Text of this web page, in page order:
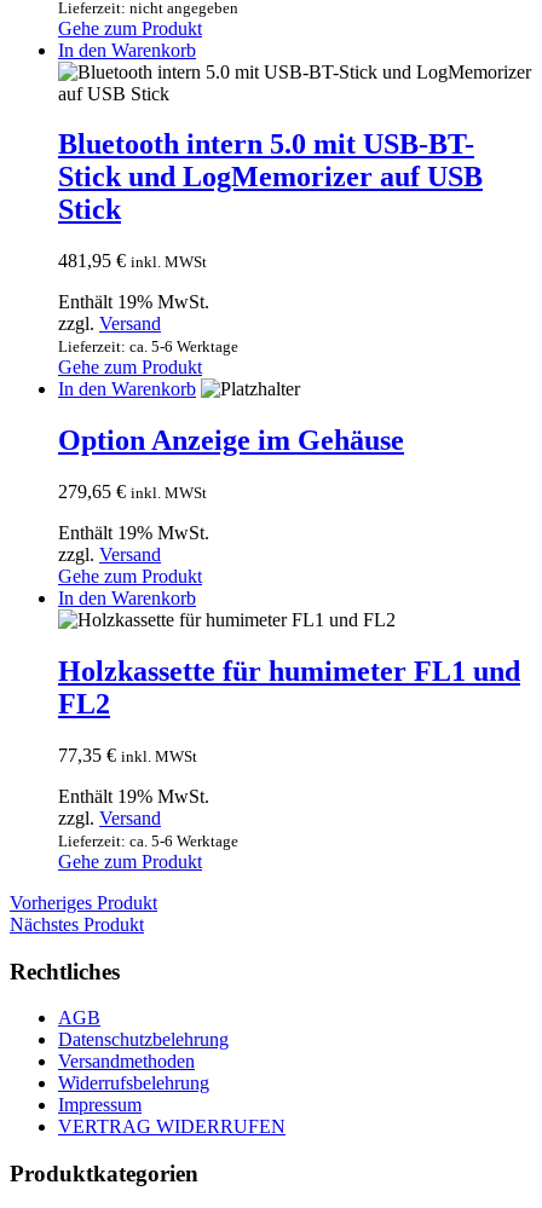
Lieferzeit: nicht angegeben
Gehe zum Produkt
In den Warenkorb
Bluetooth intern 5.0 mit USB-BT-
Stick und LogMemorizer auf USB
Stick
481,95 € inkl. MWSt
Enthält 19% MwSt.
zzgl. Versand
Lieferzeit: ca. 5-6 Werktage
Gehe zum Produkt
In den Warenkorb
Option Anzeige im Gehäuse
279,65 € inkl. MWSt
Enthält 19% MwSt.
zzgl. Versand
Gehe zum Produkt
In den Warenkorb
Holzkassette für humimeter FL1 und
FL2
77,35 € inkl. MWSt
Enthält 19% MwSt.
zzgl. Versand
Lieferzeit: ca. 5-6 Werktage
Gehe zum Produkt
Vorheriges Produkt
Nächstes Produkt
Rechtliches
AGB
Datenschutzbelehrung
Versandmethoden
Widerrufsbelehrung
Impressum
VERTRAG WIDERRUFEN
Produktkategorien